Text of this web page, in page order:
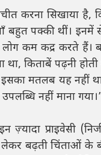
करना सिखाया है,
बहुत पक्की थीं। इनमें
कम कद्र करते हैं।
किताबें पढ़नी
इसका मतलब यह नहीं
नहीं माना
प्राइवेसी
बढ़ती चिंताओं के